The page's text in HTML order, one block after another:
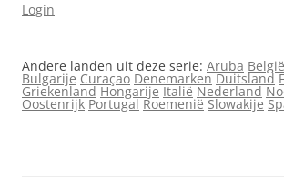
Login
Andere landen uit deze serie: Aruba België
Bulgarije Curaçao Denemarken Duitsland
Griekenland Hongarije Italië Nederland
Oostenrijk Portugal Roemenië Slowakije